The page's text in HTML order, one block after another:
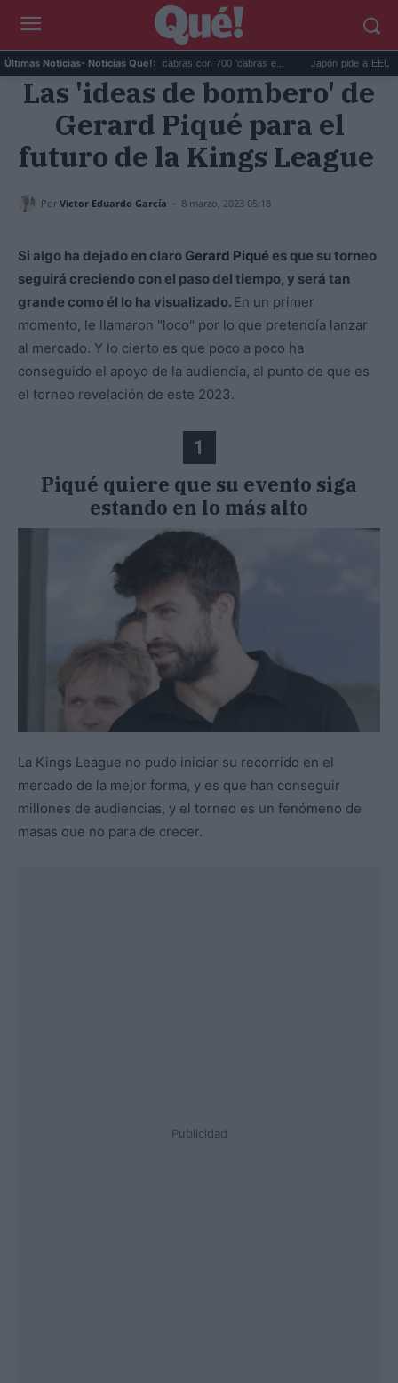
Últimas Noticias- Noticias Que!:
Galápagos eliminó 140.000 cabras con 700 'cabras e... Japón pide a EEUU
Las 'ideas de bombero' de
Gerard Piqué para el
futuro de la Kings League
Por Victor Eduardo García - 8 marzo, 2023 05:18
Si algo ha dejado en claro Gerard Piqué es que su torneo
seguirá creciendo con el paso del tiempo, y será tan
grande como él lo ha visualizado. En un primer
momento, le llamaron "loco" por lo que pretendía lanzar
al mercado. Y lo cierto es que poco a poco ha
conseguido el apoyo de la audiencia, al punto de que es
el torneo revelación de este 2023.
1
Piqué quiere que su evento siga
estando en lo más alto
La Kings League no pudo iniciar su recorrido en el
mercado de la mejor forma, y es que han conseguir
millones de audiencias, y el torneo es un fenómeno de
masas que no para de crecer.
Publicidad